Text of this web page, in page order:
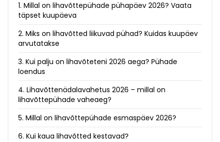
1. Millal on lihavõttepühade pühapäev 2026? Vaata
täpset kuupäeva
2. Miks on lihavõtted liikuvad pühad? Kuidas kuupäev
arvutatakse
3. Kui palju on lihavõteteni 2026 aega? Pühade
loendus
4. Lihavõttenädalavahetus 2026 – millal on
lihavõttepühade vaheaeg?
5. Millal on lihavõttepühade esmaspäev 2026?
6. Kui kaua lihavõtted kestavad?